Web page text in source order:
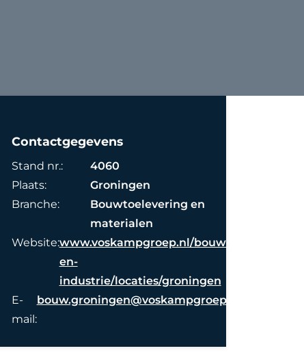
Contactgegevens
Stand nr.:
4060
Plaats:
Groningen
Branche:
Bouwtoelevering en
materialen
Website:www.voskampgroep.nl/bouw-
en-
industrie/locaties/groningen
E-
mail:
bouw.groningen@voskampgroep.nl